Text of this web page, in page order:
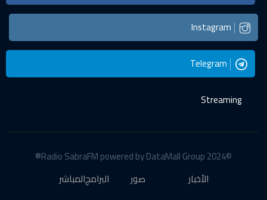
Instagram
Telegram
Streaming
©2024 Radio SabraFM powered by DataMall Group®
الأخبار
صور البرامجالمباشر